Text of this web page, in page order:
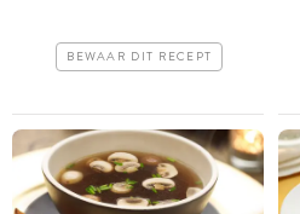
BEWAAR DIT RECEPT